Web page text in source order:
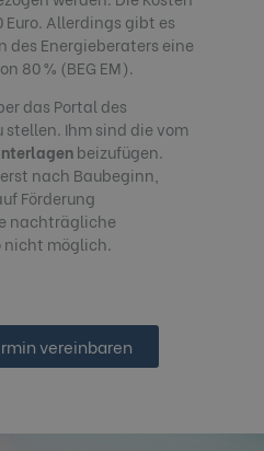
Allerdings gibt es
des Energieberaters eine
80 % (BEG EM).
das Portal des
Ihm sind die vom
beizufügen.
nach Baubeginn,
Förderung
nachträgliche
möglich.
vereinbaren